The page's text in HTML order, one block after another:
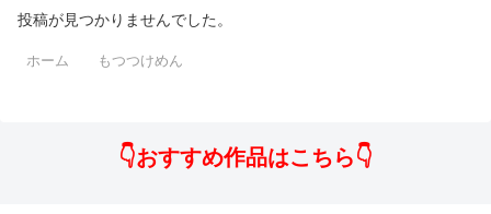
投稿が見つかりませんでした。
ホーム もつつけめん
👇おすすめ作品はこちら👇